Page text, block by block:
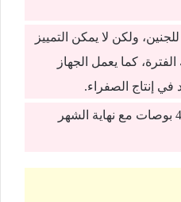
ولكن لا يمكن التمييز
كما يعمل الجهاز
في إنتاج الصفراء.
يبلغ طول الجنين حوالي 4 بوصات مع نهاية الشهر